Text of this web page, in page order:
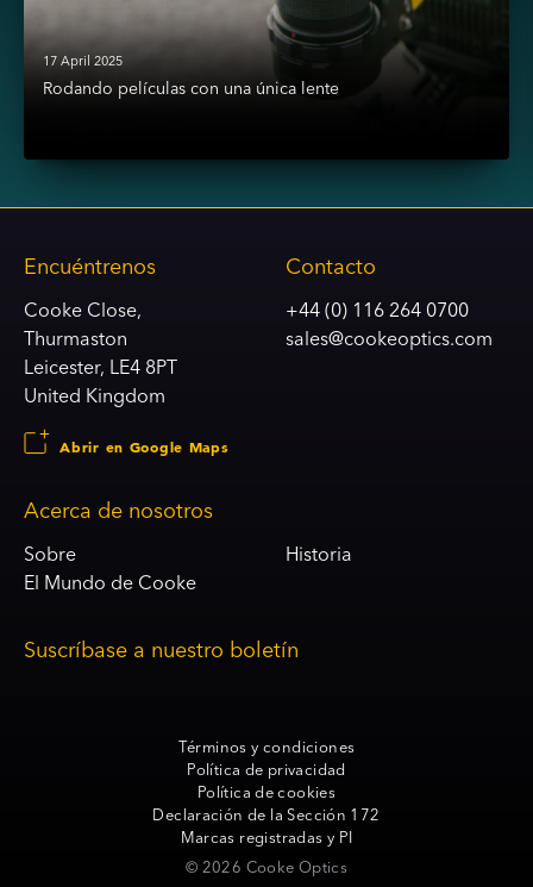
17 April 2025
Rodando películas con una única lente
Encuéntrenos
Cooke Close,
Thurmaston
Leicester, LE4 8PT
United Kingdom
Abrir en Google Maps
Contacto
+44 (0) 116 264 0700
sales@cookeoptics.com
Acerca de nosotros
Sobre
Historia
El Mundo de Cooke
Suscríbase a nuestro boletín
Términos y condiciones
Política de privacidad
Política de cookies
Declaración de la Sección 172
Marcas registradas y PI
© 2026 Cooke Optics